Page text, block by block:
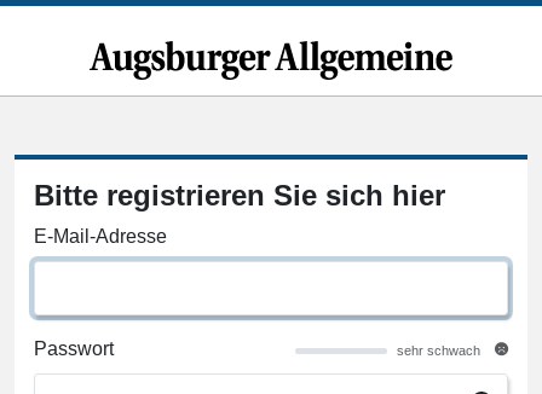
Bitte registrieren Sie sich hier
E-Mail-Adresse
Passwort sehr schwach